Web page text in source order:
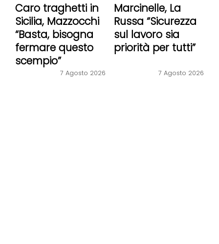
Caro traghetti in
Sicilia, Mazzocchi
“Basta, bisogna
fermare questo
scempio”
7 Agosto 2026
Marcinelle, La
Russa “Sicurezza
sul lavoro sia
priorità per tutti”
7 Agosto 2026